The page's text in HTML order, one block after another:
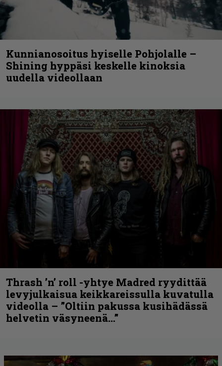
Kunnianosoitus hyiselle Pohjolalle –
Shining hyppäsi keskelle kinoksia
uudella videollaan
Thrash ’n’ roll -yhtye Madred ryydittää
levyjulkaisua keikkareissulla kuvatulla
videolla – ”Oltiin pakussa kusihädässä
helvetin väsyneenä…”